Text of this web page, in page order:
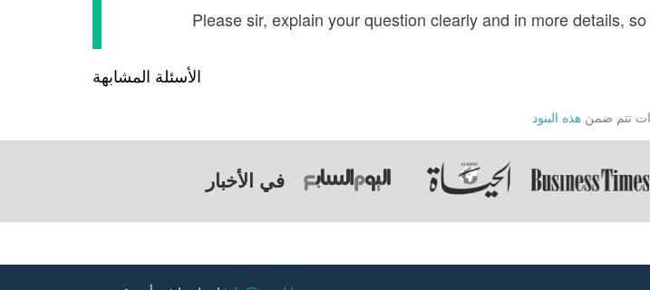
Please sir, explain your question clearly and in more details,
الأسئلة المشابهة
تتم ضمن هذه البنود
في الأخبار